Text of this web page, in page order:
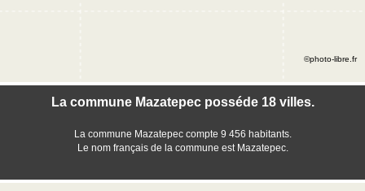
La commune Mazatepec posséde 18 villes.
La commune Mazatepec compte 9 456 habitants.
Le nom français de la commune est Mazatepec.
©photo-libre.fr